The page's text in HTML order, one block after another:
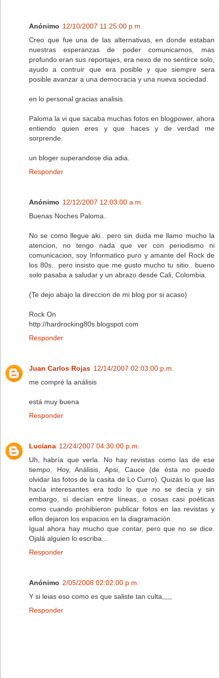
Anónimo 12/10/2007 11:25:00 p.m.
Creo que fue una de las alternativas, en donde estaban
nuestras esperanzas de poder comunicarnos, mas
profundo eran sus reportajes, era nexo de no sentirce solo,
ayudo a contruir que era posible y que siempre sera
posible avanzar a una democracia y una nueva sociedad.
en lo personal gracias analisis.
Paloma la vi que sacaba muchas fotos en blogpower, ahora
entiendo quien eres y que haces y de verdad me
sorprende.
un bloger superandose dia adia.
Responder
Anónimo 12/12/2007 12:03:00 a.m.
Buenas Noches Paloma..
No se como llegue aki.. pero sin duda me llamo mucho la
atencion, no tengo nada que ver con periodismo ni
comunicacion, soy Informatico puro y amante del Rock de
los 80s.. pero insisto que me gusto mucho tu sitio.. bueno
solo pasaba a saludar y un abrazo desde Cali, Colombia.
(Te dejo abajo la direccion de mi blog por si acaso)
Rock On
http://hardrocking80s.blogspot.com
Responder
Juan Carlos Rojas 12/14/2007 02:03:00 p.m.
me compré la análisis
está muy buena
Responder
Luciana 12/24/2007 04:30:00 p.m.
Uh, habría que verla. No hay revistas como las de ese
tiempo, Hoy, Análisis, Apsi, Cauce (de ésta no puedo
olvidar las fotos de la casita de Lo Curro). Quizás lo que las
hacía interesantes era todo lo que no se decía y sin
embargo, sí decían entre líneas, o cosas casi poéticas
como cuando prohibieron publicar fotos en las revistas y
ellos dejaron los espacios en la diagramación.
Igual ahora hay mucho que contar, pero que no se dice.
Ojalá alguien lo escriba...
Responder
Anónimo 2/05/2008 02:02:00 p.m.
Y si leias eso como es que saliste tan culta,,,,,
Responder